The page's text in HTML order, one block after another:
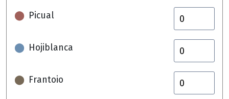
⬤ Picual
⬤ Hojiblanca
⬤ Frantoio